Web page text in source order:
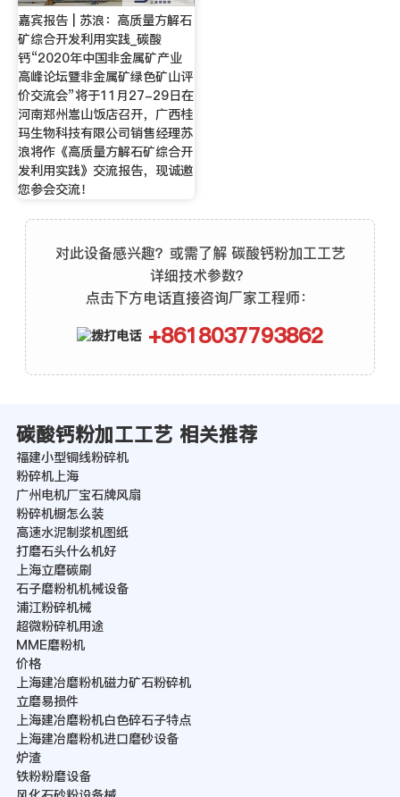
嘉宾报告 | 苏浪：高质量方解石
矿综合开发利用实践_碳酸
钙“2020年中国非金属矿产业
高峰论坛暨非金属矿绿色矿山评
价交流会”将于11月27-29日在
河南郑州嵩山饭店召开，广西桂
玛生物科技有限公司销售经理苏
浪将作《高质量方解石矿综合开
发利用实践》交流报告，现诚邀
您参会交流！
对此设备感兴趣？或需了解 碳酸钙粉加工工艺
详细技术参数？
点击下方电话直接咨询厂家工程师：
+8618037793862
碳酸钙粉加工工艺 相关推荐
福建小型铜线粉碎机
粉碎机上海
广州电机厂宝石牌风扇
粉碎机橱怎么装
高速水泥制浆机图纸
打磨石头什么机好
上海立磨碳刷
石子磨粉机机械设备
浦江粉碎机械
超微粉碎机用途
MME磨粉机
价格
上海建冶磨粉机磁力矿石粉碎机
立磨易损件
上海建冶磨粉机白色碎石子特点
上海建冶磨粉机进口磨砂设备
炉渣
铁粉粉磨设备